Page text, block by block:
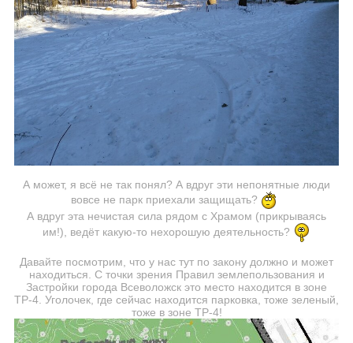
А может, я всё не так понял? А вдруг эти непонятные люди
вовсе не парк приехали защищать?
А вдруг эта нечистая сила рядом с Храмом (прикрываясь
им!), ведёт какую-то нехорошую деятельность?
Давайте посмотрим, что у нас тут по закону должно и может
находиться. С точки зрения Правил землепользования и
Застройки города Всеволожск это место находится в зоне
ТР-4. Уголочек, где сейчас находится парковка, тоже зеленый,
тоже в зоне ТР-4!